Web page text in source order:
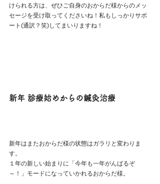
けられる方は、ぜひご自身のおからだ様からのメッ
セージを受け取ってくださいね！私もしっかりサポ
ート(通訳？笑)してまいりますね！
新年 診療始めからの鍼灸治療
新年はまたおからだ様の状態はガラリと変わりま
す。
１年の新しい始まりに「今年も一年がんばるぞ
～！」モードになっていかれるおからだ様。